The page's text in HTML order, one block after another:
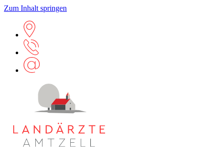
Zum Inhalt springen